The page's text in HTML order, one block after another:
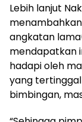
Lebih lanjut
angkatan
mendapatkan
hadapi oleh
yang
bimbingan,